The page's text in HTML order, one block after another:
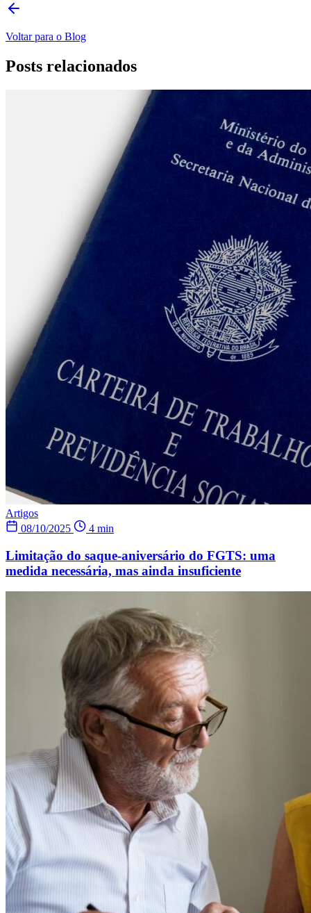
Voltar para o Blog
Posts relacionados
Artigos
08/10/2025
4 min
Limitação do saque-aniversário do FGTS: uma
medida necessária, mas ainda insuficiente